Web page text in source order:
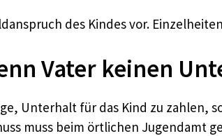
des Kindes vor.
Vater keinen
Unterhalt für das Kind zu zahlen,
muss beim örtlichen Jugendamt